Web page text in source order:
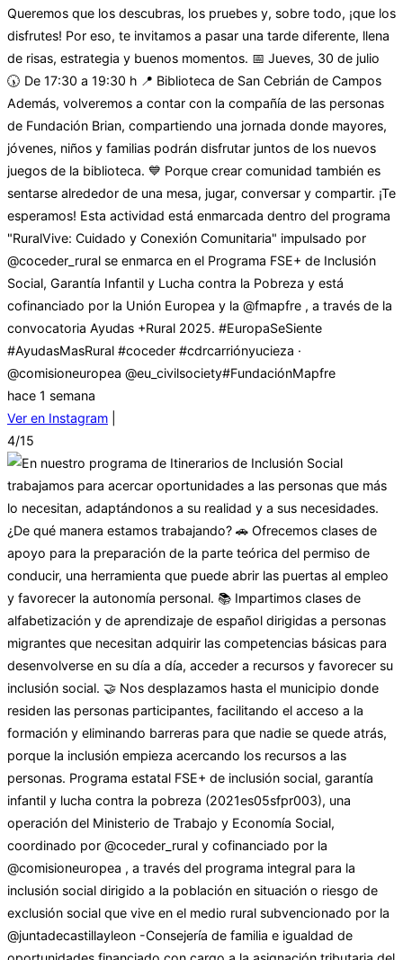
Queremos que los descubras, los pruebes y, sobre todo, ¡que los
disfrutes! Por eso, te invitamos a pasar una tarde diferente, llena
de risas, estrategia y buenos momentos. 📅 Jueves, 30 de julio
🕠 De 17:30 a 19:30 h 📍 Biblioteca de San Cebrián de Campos
Además, volveremos a contar con la compañía de las personas
de Fundación Brian, compartiendo una jornada donde mayores,
jóvenes, niños y familias podrán disfrutar juntos de los nuevos
juegos de la biblioteca. 💙 Porque crear comunidad también es
sentarse alrededor de una mesa, jugar, conversar y compartir. ¡Te
esperamos! Esta actividad está enmarcada dentro del programa
"RuralVive: Cuidado y Conexión Comunitaria" impulsado por
@coceder_rural se enmarca en el Programa FSE+ de Inclusión
Social, Garantía Infantil y Lucha contra la Pobreza y está
cofinanciado por la Unión Europea y la @fmapfre , a través de la
convocatoria Ayudas +Rural 2025. #EuropaSeSiente
#AyudasMasRural #coceder #cdrcarriónyucieza ·
@comisioneuropea @eu_civilsociety#FundaciónMapfre
hace 1 semana
Ver en Instagram
4/15